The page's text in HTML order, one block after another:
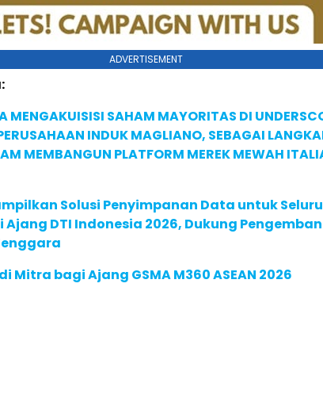
ADVERTISEMENT
MENGAKUISISI SAHAM MAYORITAS DI
INDUK MAGLIANO, SEBAGAI
MEMBANGUN PLATFORM MEREK MEWAH
Solusi Penyimpanan Data untuk
Ajang DTI Indonesia 2026, Dukung
Mitra bagi Ajang GSMA M360 ASEAN 2026